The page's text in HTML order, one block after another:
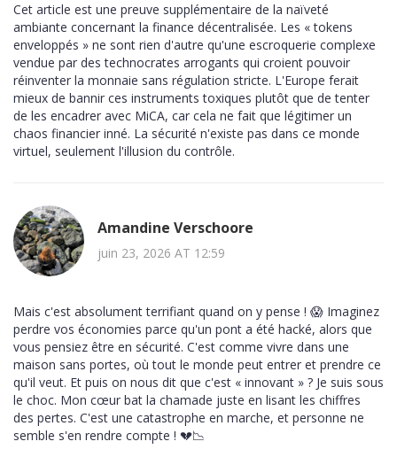
Cet article est une preuve supplémentaire de la naïveté
ambiante concernant la finance décentralisée. Les « tokens
enveloppés » ne sont rien d'autre qu'une escroquerie complexe
vendue par des technocrates arrogants qui croient pouvoir
réinventer la monnaie sans régulation stricte. L'Europe ferait
mieux de bannir ces instruments toxiques plutôt que de tenter
de les encadrer avec MiCA, car cela ne fait que légitimer un
chaos financier inné. La sécurité n'existe pas dans ce monde
virtuel, seulement l'illusion du contrôle.
Amandine Verschoore
juin 23, 2026 AT 12:59
Mais c'est absolument terrifiant quand on y pense ! 😱 Imaginez
perdre vos économies parce qu'un pont a été hacké, alors que
vous pensiez être en sécurité. C'est comme vivre dans une
maison sans portes, où tout le monde peut entrer et prendre ce
qu'il veut. Et puis on nous dit que c'est « innovant » ? Je suis sous
le choc. Mon cœur bat la chamade juste en lisant les chiffres
des pertes. C'est une catastrophe en marche, et personne ne
semble s'en rendre compte ! 💔📉